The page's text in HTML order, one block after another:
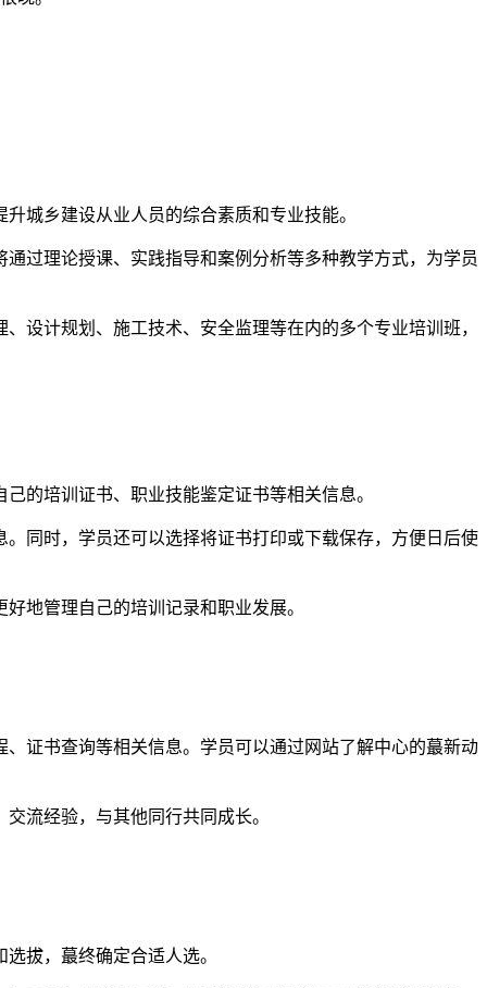
城乡建设从业人员的综合素质和专业技能。
过理论授课、实践指导和案例分析等多种教学方式，为学员
设计规划、施工技术、安全监理等在内的多个专业培训班，
的培训证书、职业技能鉴定证书等相关信息。
同时，学员还可以选择将证书打印或下载保存，方便日后使
地管理自己的培训记录和职业发展。
证书查询等相关信息。学员可以通过网站了解中心的蕞新动
流经验，与其他同行共同成长。
拔，蕞终确定合适人选。